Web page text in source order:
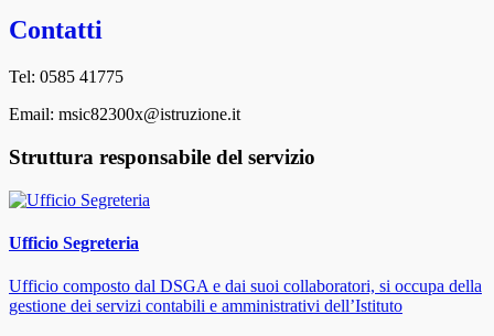
Contatti
Tel: 0585 41775
Email: msic82300x@istruzione.it
Struttura responsabile del servizio
Ufficio Segreteria
Ufficio composto dal DSGA e dai suoi collaboratori, si occupa della
gestione dei servizi contabili e amministrativi dell’Istituto